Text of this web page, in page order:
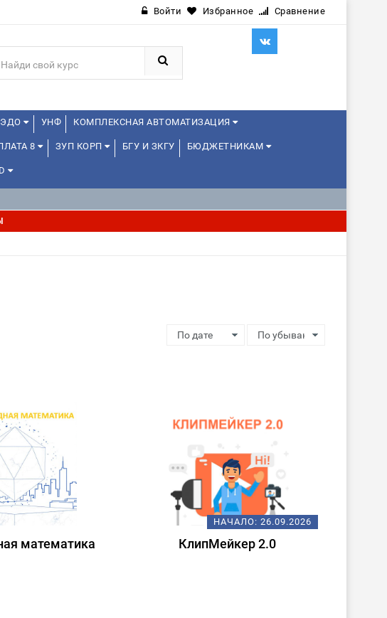
Войти Избранное Сравнение
ЭДО УНФ КОМПЛЕКСНАЯ АВТОМАТИЗАЦИЯ
8 ЗУП КОРП БГУ И ЗКГУ БЮДЖЕТНИКАМ
математика
НАЧАЛО: 26.09.2026
КлипМейкер 2.0